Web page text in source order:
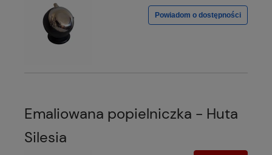
Powiadom o dostępności
Emaliowana popielniczka - Huta
Silesia